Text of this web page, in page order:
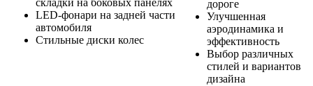
складки на боковых панелях
LED-фонари на задней части
автомобиля
Стильные диски колес
дороге
Улучшенная
аэродинамика и
эффективность
Выбор различных
стилей и вариантов
дизайна